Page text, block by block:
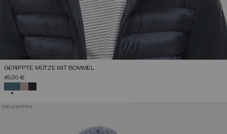
GERIPPTE MÜTZE MIT BOMMEL
45,00 €
NEUHEITEN